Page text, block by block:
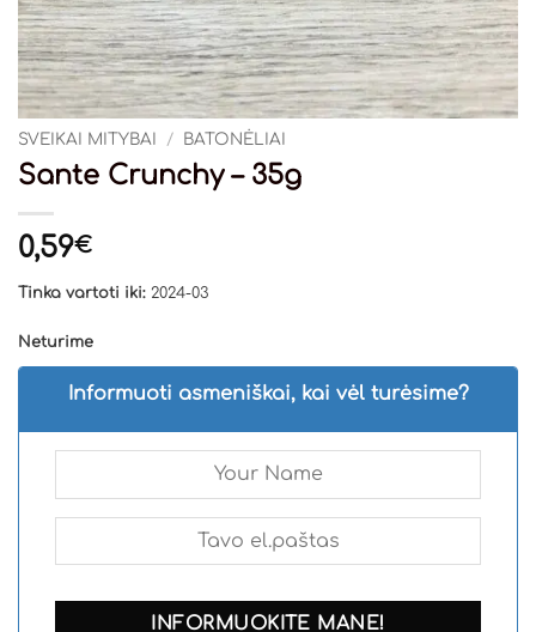
SVEIKAI MITYBAI / BATONĖLIAI
Sante Crunchy – 35g
0,59€
Tinka vartoti iki: 2024-03
Neturime
Informuoti asmeniškai, kai vėl turėsime?